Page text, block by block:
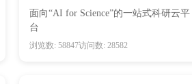
面向“AI for Science”的一站式科研云平
台
浏览数: 58847访问数: 28582